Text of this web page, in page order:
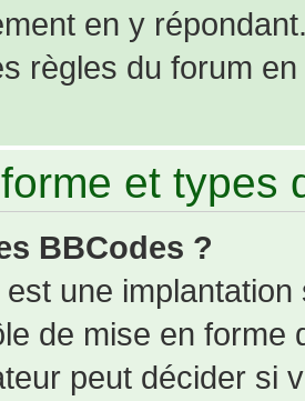
en y
règles du forum
et types
BBCodes ?
une
de mise en forme
peut décider